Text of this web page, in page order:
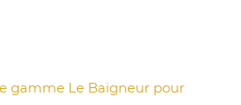
gamme Le Baigneur pour